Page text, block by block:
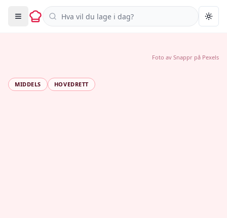
Søk i oppskrifter
MIDDELS HOVEDRETT
Foto av Snappr på Pexels